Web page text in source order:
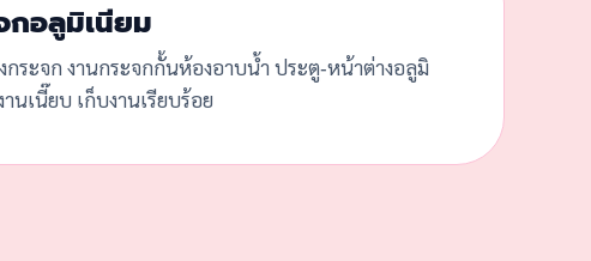
กอลูมิเนียม
กระจก งานกระจกกั้นห้องอาบน้ำ ประตู-หน้าต่างอลูมิ
านเนี๊ยบ เก็บงานเรียบร้อย